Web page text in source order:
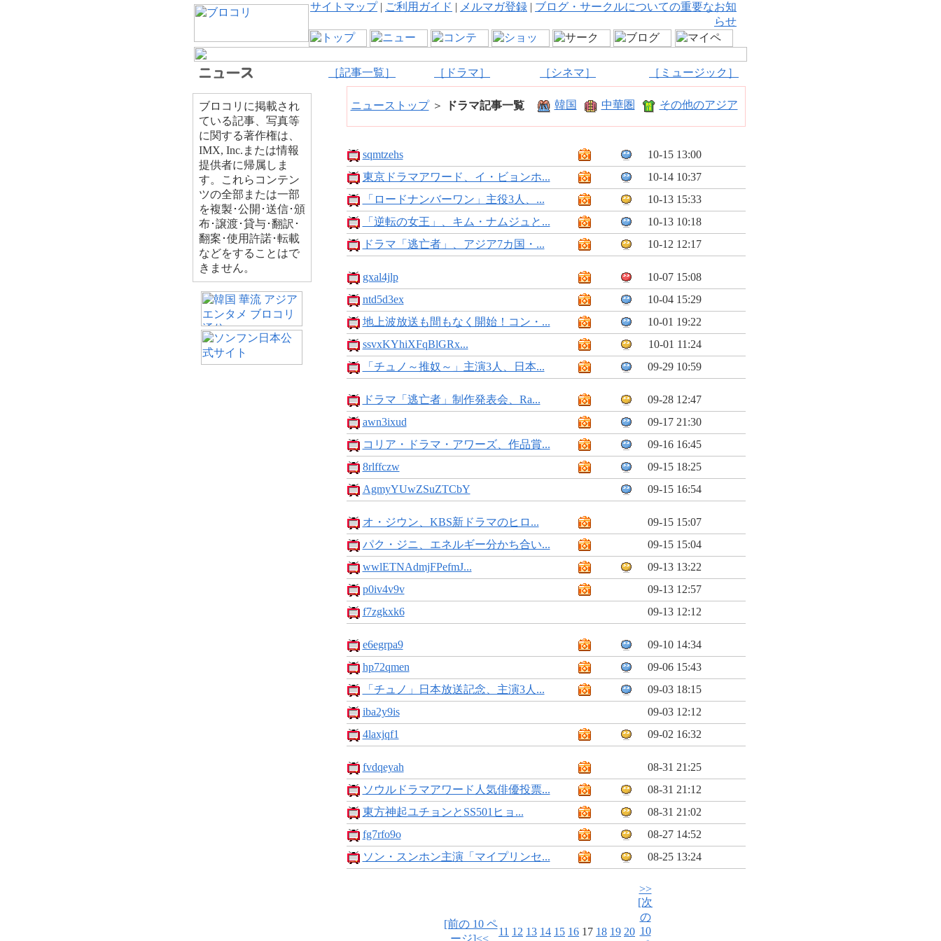
サイトマップ| ご利用ガイド | メルマガ登録 | ブログ・サークルについての重要なお知
らせ
［記事一覧］ ［ドラマ］ ［シネマ］ ［ミュージック］
ブロコリに掲載され
ている記事、写真等
に関する著作権は、
IMX, Inc.または情報
提供者に帰属しま
す。これらコンテン
ツの全部または一部
を複製･公開･送信･頒
布･譲渡･貸与･翻訳･
翻案･使用許諾･転載
などをすることはで
きません。
ニューストップ＞ ドラマ記事一覧 韓国 中華圏 その他のアジア
sqmtzehs
10-15 13:00
東京ドラマアワード、イ・ビョンホ...
10-14 10:37
「ロードナンバーワン」主役3人、...
10-13 15:33
「逆転の女王」、キム・ナムジュと...
10-13 10:18
ドラマ「逃亡者」、アジア7カ国・...
10-12 12:17
gxal4jlp
10-07 15:08
ntd5d3ex
10-04 15:29
地上波放送も間もなく開始！コン・...
10-01 19:22
ssvxKYhiXFqBlGRx...
10-01 11:24
「チュノ～推奴～」主演3人、日本...
09-29 10:59
ドラマ「逃亡者」制作発表会、Ra...
09-28 12:47
awn3ixud
09-17 21:30
コリア・ドラマ・アワーズ、作品賞...
09-16 16:45
8rlffczw
09-15 18:25
AgmyYUwZSuZTCbY
09-15 16:54
オ・ジウン、KBS新ドラマのヒロ...
09-15 15:07
パク・ジニ、エネルギー分かち合い...
09-15 15:04
wwlETNAdmjFPefmJ...
09-13 13:22
p0iv4v9v
09-13 12:57
f7zgkxk6
09-13 12:12
e6egrpa9
09-10 14:34
hp72qmen
09-06 15:43
「チュノ」日本放送記念、主演3人...
09-03 18:15
iba2y9is
09-03 12:12
4laxjqf1
09-02 16:32
fvdqeyah
08-31 21:25
ソウルドラマアワード人気俳優投票...
08-31 21:12
東方神起ユチョンとSS501ヒョ...
08-31 21:02
fg7rfo9o
08-27 14:52
ソン・スンホン主演「マイプリンセ...
08-25 13:24
[前の 10 ペ
ージ]<<
11 12 13 14 15 16 17 18 19 20
>>
[次
の
10